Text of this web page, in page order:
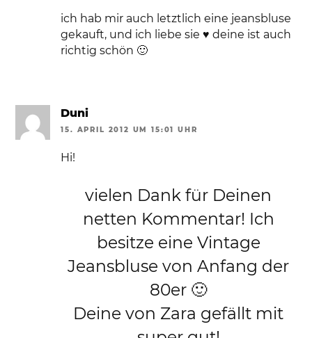
ich hab mir auch letztlich eine jeansbluse
gekauft, und ich liebe sie ♥ deine ist auch
richtig schön 🙂
Duni
15. APRIL 2012 UM 15:01 UHR
Hi!
vielen Dank für Deinen
netten Kommentar! Ich
besitze eine Vintage
Jeansbluse von Anfang der
80er 🙂
Deine von Zara gefällt mit